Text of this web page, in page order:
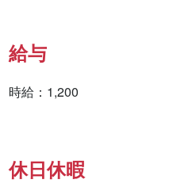
給与
時給：1,200
休日休暇